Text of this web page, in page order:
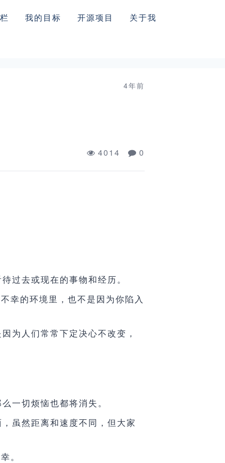
我的目标 开源项目 关于我
4年前
4014 0
过去或现在的事物和经历。
幸的环境里，也不是因为你陷入
为人们常常下定决心不改变，
一切烦恼也都将消失。
虽然距离和速度不同，但大家
。